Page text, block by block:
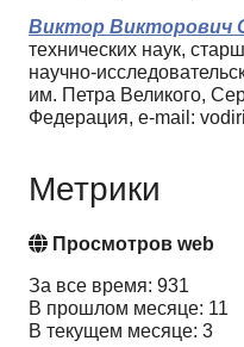
Виктор Викторович
технических наук,
научно-
им. Петра Великого,
Федерация, e-mail:
Метрики
Просмотров web
За все время: 931
В прошлом месяце: 11
В текущем месяце: 3